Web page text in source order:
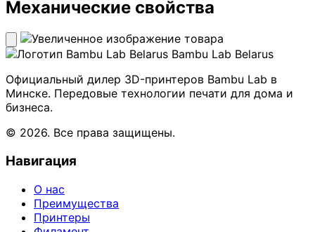
Механические свойства
Bambu Lab Belarus
Официальный дилер 3D-принтеров Bambu Lab в
Минске. Передовые технологии печати для дома и
бизнеса.
© 2026. Все права защищены.
Навигация
О нас
Преимущества
Принтеры